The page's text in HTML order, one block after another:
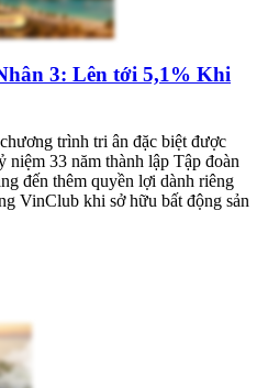
3: Lên tới 5,1% Khi
trình tri ân đặc biệt được
33 năm thành lập Tập đoàn
đến thêm quyền lợi dành riêng
VinClub khi sở hữu bất động sản